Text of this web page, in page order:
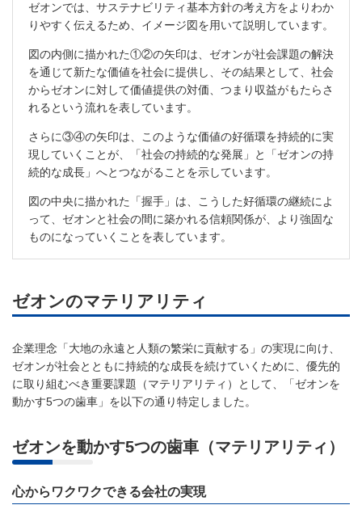
ゼオンでは、サステナビリティ基本方針の考え方をよりわか
りやすく伝えるため、イメージ図を用いて説明しています。
図の内側に描かれた①②の矢印は、ゼオンが社会課題の解決
を通じて新たな価値を社会に提供し、その結果として、社会
からゼオンに対して価値提供の対価、つまり収益がもたらさ
れるという流れを表しています。
さらに③④の矢印は、このような価値の好循環を持続的に実
現していくことが、「社会の持続的な発展」と「ゼオンの持
続的な成長」へとつながることを示しています。
図の中央に描かれた「握手」は、こうした好循環の継続によ
って、ゼオンと社会の間に築かれる信頼関係が、より強固な
ものになっていくことを表しています。
ゼオンのマテリアリティ
企業理念「大地の永遠と人類の繁栄に貢献する」の実現に向け、
ゼオンが社会とともに持続的な成長を続けていくために、優先的
に取り組むべき重要課題（マテリアリティ）として、「ゼオンを
動かす5つの歯車」を以下の通り特定しました。
ゼオンを動かす5つの歯車（マテリアリティ）
心からワクワクできる会社の実現